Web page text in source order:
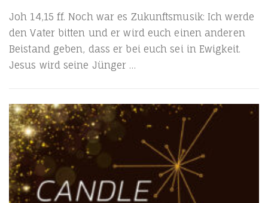
Joh 14,15 ff. Noch war es Zukunfts­mu­sik: Ich wer­de
den Vater bit­ten und er wird euch einen ande­ren
Bei­stand geben, dass er bei euch sei in Ewig­keit.
Jesus wird sei­ne Jünger …